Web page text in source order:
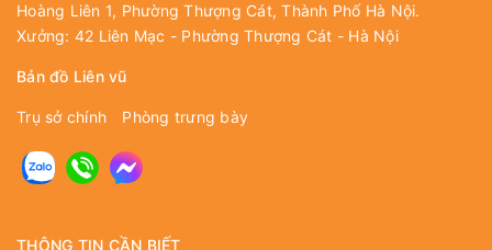
Hoàng Liên 1, Phường Thượng Cát, Thành Phố Hà Nội.
Xưởng: 42 Liên Mạc - Phường Thượng Cát - Hà Nội
Bản đồ Liên vũ
Trụ sở chính Phòng trưng bày
THÔNG TIN CẦN BIẾT